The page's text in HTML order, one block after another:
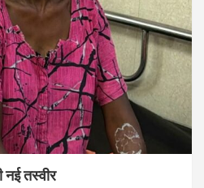
तस्वीर